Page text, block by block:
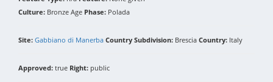
Culture: Bronze Age Phase: Polada
Site: Gabbiano di Manerba Country Subdivision: Brescia Country: Italy
Approved: true Right: public